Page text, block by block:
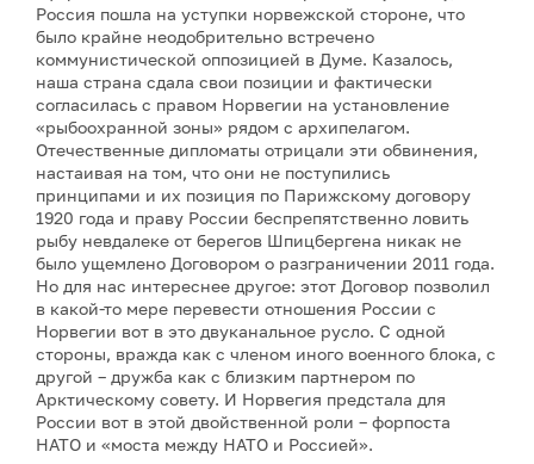
Россия пошла на уступки норвежской стороне, что
было крайне неодобрительно встречено
коммунистической оппозицией в Думе. Казалось,
наша страна сдала свои позиции и фактически
согласилась с правом Норвегии на установление
«рыбоохранной зоны» рядом с архипелагом.
Отечественные дипломаты отрицали эти обвинения,
настаивая на том, что они не поступились
принципами и их позиция по Парижскому договору
1920 года и праву России беспрепятственно ловить
рыбу невдалеке от берегов Шпицбергена никак не
было ущемлено Договором о разграничении 2011 года.
Но для нас интереснее другое: этот Договор позволил
в какой-то мере перевести отношения России с
Норвегии вот в это двуканальное русло. С одной
стороны, вражда как с членом иного военного блока, с
другой – дружба как с близким партнером по
Арктическому совету. И Норвегия предстала для
России вот в этой двойственной роли – форпоста
НАТО и «моста между НАТО и Россией».